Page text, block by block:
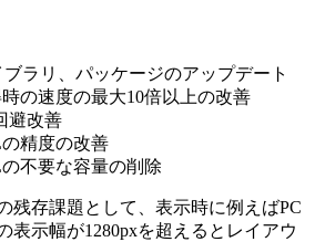
ラリ、パッケージのアップデート
の速度の最大10倍以上の改善
避改善
精度の改善
不要な容量の削除
残存課題として、表示時に例えばPC
表示幅が1280pxを超えるとレイアウ